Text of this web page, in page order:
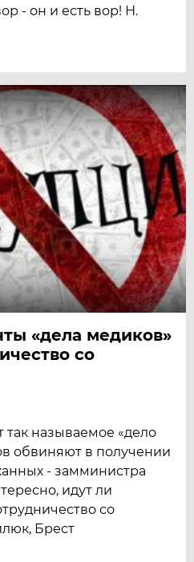
- он и есть вор! Н.
«дела медиков»
со
так называемое «дело
обвиняют в получении
- замминистра
идут ли
со
Брест